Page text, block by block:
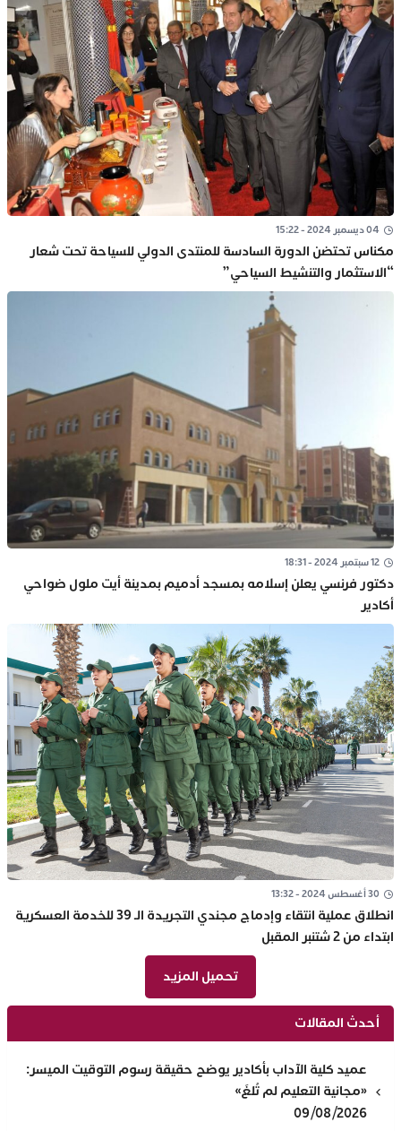
04 ديسمبر 2024 - 15:22
مكناس تحتضن الدورة السادسة للمنتدى الدولي للسياحة تحت شعار
“الاستثمار والتنشيط السياحي”
12 سبتمبر 2024 - 18:31
دكتور فرنسي يعلن إسلامه بمسجد أدميم بمدينة أيت ملول ضواحي
أكادير
30 أغسطس 2024 - 13:32
انطلاق عملية انتقاء وإدماج مجندي التجريدة الـ 39 للخدمة العسكرية
ابتداء من 2 شتنبر المقبل
تحميل المزيد
أحدث المقالات
عميد كلية الآداب بأكادير يوضح حقيقة رسوم التوقيت الميسر:
«مجانية التعليم لم تُلغَ»
09/08/2026